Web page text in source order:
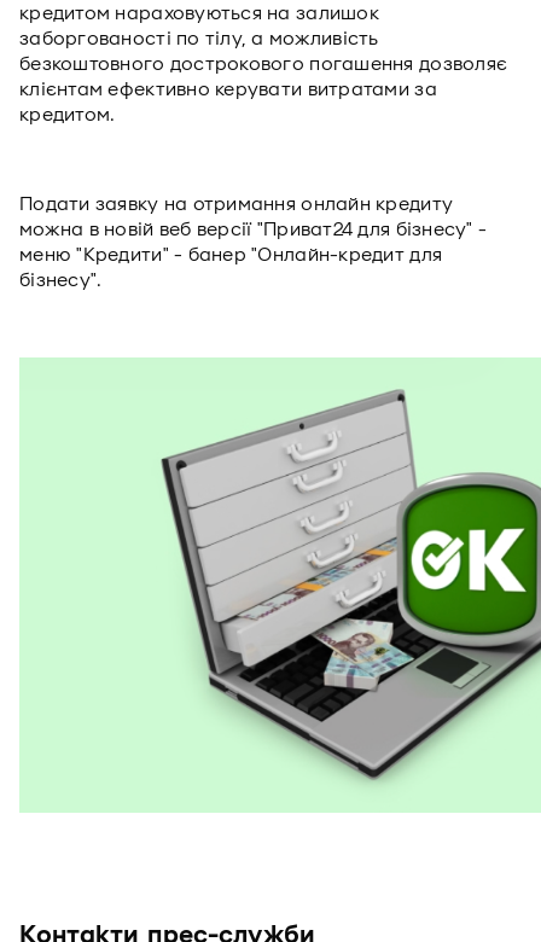
кредитом нараховуються на залишок
заборгованості по тілу, а можливість
безкоштовного дострокового погашення дозволяє
клієнтам ефективно керувати витратами за
кредитом.
Подати заявку на отримання онлайн кредиту
можна в новій веб версії "Приват24 для бізнесу" -
меню "Кредити" - банер "Онлайн-кредит для
бізнесу".
Контакти прес-служби